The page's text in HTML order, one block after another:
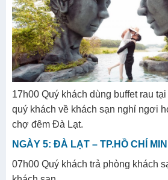
17h00 Quý khách dùng buffet rau
quý khách về khách sạn nghỉ ngơi
chợ đêm Đà Lạt.
NGÀY 5: ĐÀ LẠT – TP.HỒ CHÍ
07h00 Quý khách trả phòng khách